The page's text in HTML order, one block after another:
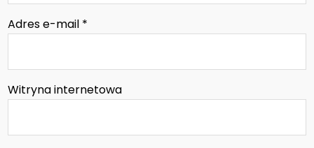
Adres e-mail *
Witryna internetowa